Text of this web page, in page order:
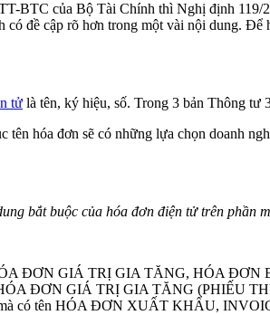
BTC của Bộ Tài Chính thì Nghị định
đề cập rõ hơn trong một vài nội dung.
tử là tên, ký hiệu, số. Trong 3 bản Thông tư
hóa đơn sẽ có những lựa chọn doanh
bắt buộc của hóa đơn điện tử trên phần
HÓA ĐƠN GIÁ TRỊ GIA TĂNG, HÓA
HÓA ĐƠN GIÁ TRỊ GIA TĂNG (PHIẾU
mà có tên HÓA ĐƠN XUẤT KHẨU,